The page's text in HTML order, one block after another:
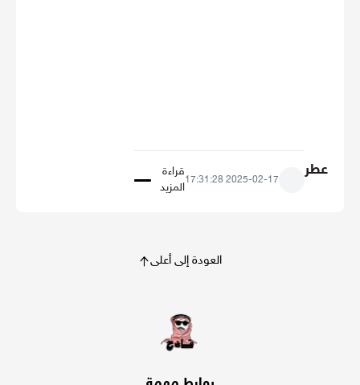
عطر
2025-02-17 17:31:28
قراءة
المزيد
العودة إلى أعلى